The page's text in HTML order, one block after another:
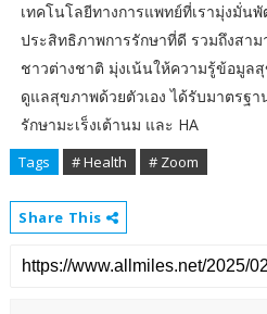
เทคโนโลยีทางการแพทย์ที่เรามุ่งมั่น
ประสิทธิภาพการรักษาที่ดี รวมถึงสา
ชาวต่างชาติ มุ่งเน้นให้ความรู้ข้อมูล
ดูแลสุขภาพด้วยตัวเอง ได้รับมาตรฐ
รักษามะเร็งเต้านม และ HA
Tags # Health # Zoom
Share This